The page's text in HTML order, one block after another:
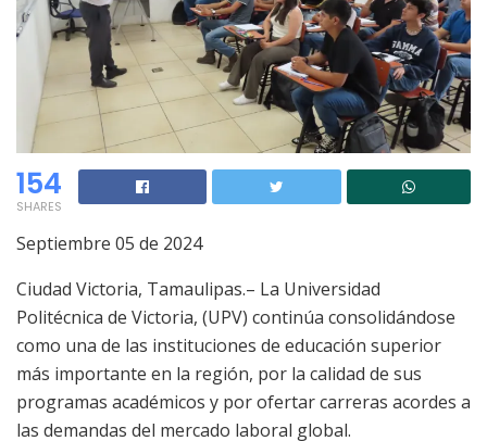
154
SHARES
Septiembre 05 de 2024
Ciudad Victoria, Tamaulipas.– La Universidad
Politécnica de Victoria, (UPV) continúa consolidándose
como una de las instituciones de educación superior
más importante en la región, por la calidad de sus
programas académicos y por ofertar carreras acordes a
las demandas del mercado laboral global.